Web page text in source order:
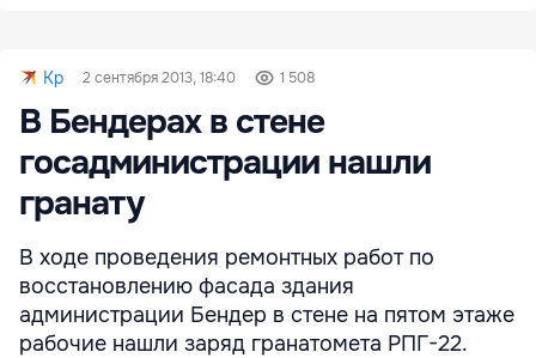
Kp 2 сентября 2013, 18:40 1 508
В Бендерах в стене
госадминистрации нашли
гранату
В ходе проведения ремонтных работ по
восстановлению фасада здания
администрации Бендер в стене на пятом этаже
рабочие нашли заряд гранатомета РПГ-22.